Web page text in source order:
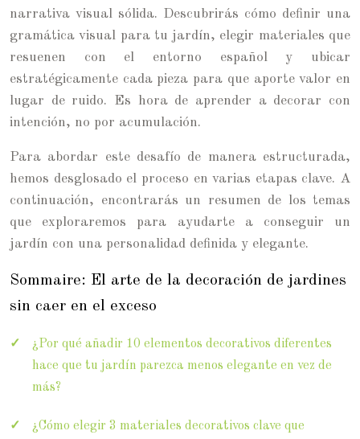
narrativa visual sólida. Descubrirás cómo definir una
gramática visual para tu jardín, elegir materiales que
resuenen con el entorno español y ubicar
estratégicamente cada pieza para que aporte valor en
lugar de ruido. Es hora de aprender a decorar con
intención, no por acumulación.
Para abordar este desafío de manera estructurada,
hemos desglosado el proceso en varias etapas clave. A
continuación, encontrarás un resumen de los temas
que exploraremos para ayudarte a conseguir un
jardín con una personalidad definida y elegante.
Sommaire: El arte de la decoración de jardines
sin caer en el exceso
¿Por qué añadir 10 elementos decorativos diferentes
hace que tu jardín parezca menos elegante en vez de
más?
¿Cómo elegir 3 materiales decorativos clave que